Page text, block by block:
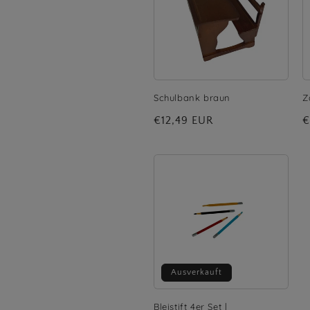
Schulbank braun
Normaler
€12,49 EUR
Ausverkauft
Bleistift 4er Set |